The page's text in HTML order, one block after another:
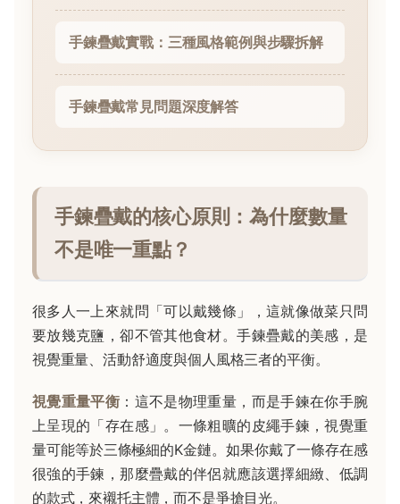
手鍊疊戴實戰：三種風格範例與步驟拆解
手鍊疊戴常見問題深度解答
手鍊疊戴的核心原則：為什麼數量
不是唯一重點？
很多人一上來就問「可以戴幾條」，這就像做菜只問
要放幾克鹽，卻不管其他食材。手鍊疊戴的美感，是
視覺重量、活動舒適度與個人風格三者的平衡。
視覺重量平衡 ：這不是物理重量，而是手鍊在你手腕
上呈現的「存在感」。一條粗曠的皮繩手鍊，視覺重
量可能等於三條極細的K金鏈。如果你戴了一條存在感
很強的手鍊，那麼疊戴的伴侶就應該選擇細緻、低調
的款式，來襯托主體，而不是爭搶目光。